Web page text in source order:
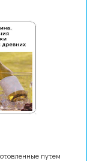
путем